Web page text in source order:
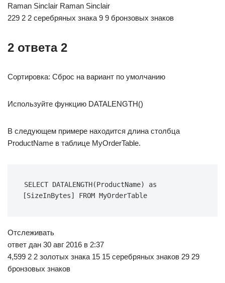
Raman Sinclair Raman Sinclair
229 2 2 серебряных знака 9 9 бронзовых знаков
2 ответа 2
Сортировка: Сброс на вариант по умолчанию
Используйте функцию DATALENGTH()
В следующем примере находится длина столбца
ProductName в таблице MyOrderTable.
SELECT DATALENGTH(ProductName) as
[SizeInBytes] FROM MyOrderTable
Отслеживать
ответ дан 30 авг 2016 в 2:37
4,599 2 2 золотых знака 15 15 серебряных знаков 29 29
бронзовых знаков